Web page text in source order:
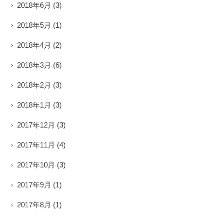
2018年6月 (3)
2018年5月 (1)
2018年4月 (2)
2018年3月 (6)
2018年2月 (3)
2018年1月 (3)
2017年12月 (3)
2017年11月 (4)
2017年10月 (3)
2017年9月 (1)
2017年8月 (1)